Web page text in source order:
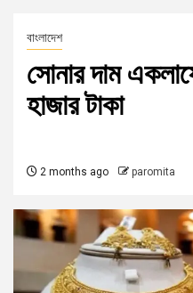
বাংলাদেশ
সোনার দাম
হাজার টাকা
2 months ago paromita